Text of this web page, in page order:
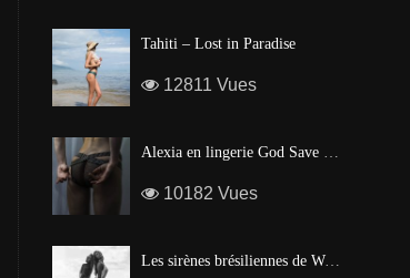
Tahiti – Lost in Paradise
12811 Vues
Alexia en lingerie God Save Queen | Brigade Mondaine – Paris
10182 Vues
Les sirènes brésiliennes de Waïmea Bay – Hawaï